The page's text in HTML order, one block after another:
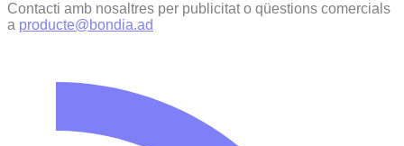
Contacti amb nosaltres per publicitat o qüestions comercials
a producte@bondia.ad